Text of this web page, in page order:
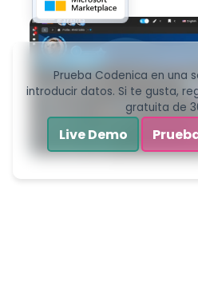
Prueba Codenica en una
introducir datos. Si te gusta,
gratuita de
Live Demo